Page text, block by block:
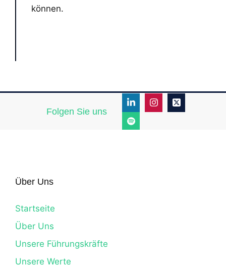
können.
Folgen Sie uns
Über Uns
Startseite
Über Uns
Unsere Führungskräfte
Unsere Werte